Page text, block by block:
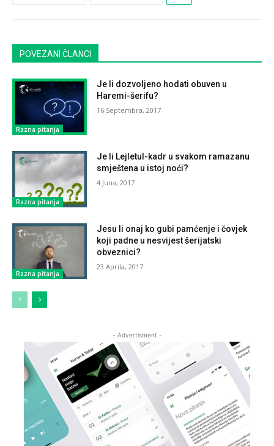
POVEZANI ČLANCI
Razna pitanja
Je li dozvoljeno hodati obuven u
Haremi-šerifu?
16 Septembra, 2017
Razna pitanja
Je li Lejletul-kadr u svakom ramazanu
smještena u istoj noći?
4 Juna, 2017
Razna pitanja
Jesu li onaj ko gubi pamćenje i čovjek
koji padne u nesvijest šerijatski
obveznici?
23 Aprila, 2017
- Advertisment -